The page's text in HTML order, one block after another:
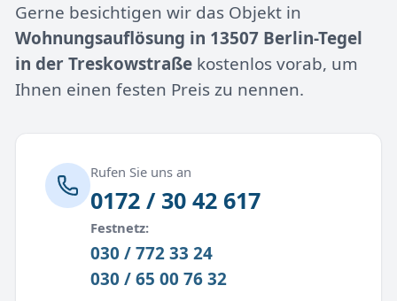
Gerne besichtigen wir das Objekt in
Wohnungsauflösung in 13507 Berlin-Tegel
in der Treskowstraßekostenlos vorab, um
Ihnen einen festen Preis zu nennen.
Rufen Sie uns an
0172 / 30 42 617
Festnetz:
030 / 772 33 24
030 / 65 00 76 32